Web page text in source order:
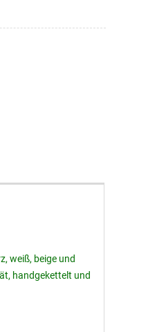
weiß, beige und
handgekettelt und